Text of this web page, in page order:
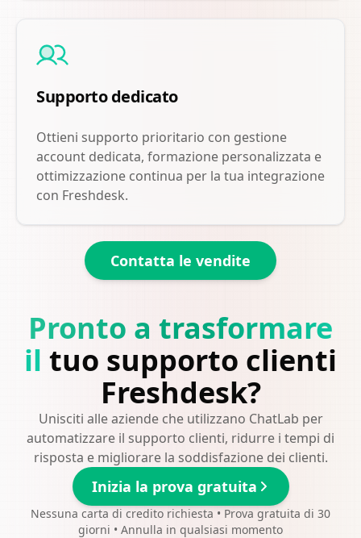
Supporto dedicato
Ottieni supporto prioritario con gestione
account dedicata, formazione personalizzata e
ottimizzazione continua per la tua integrazione
con Freshdesk.
Contatta le vendite
Pronto a trasformare
il tuo supporto clienti
Freshdesk?
Unisciti alle aziende che utilizzano ChatLab per
automatizzare il supporto clienti, ridurre i tempi di
risposta e migliorare la soddisfazione dei clienti.
Inizia la prova gratuita
Nessuna carta di credito richiesta • Prova gratuita di 30
giorni • Annulla in qualsiasi momento